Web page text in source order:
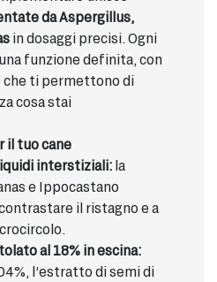
da Aspergillus,
in dosaggi precisi. Ogni
funzione definita, con
ti permettono di
cosa stai
il tuo cane
interstiziali: la
e Ippocastano
il ristagno e a
al 18% in escina:
l’estratto di semi di